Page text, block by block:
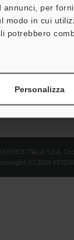
per
in cui
potrebbero
Personalizza
ITALIA S.p.A.
(C) 2026